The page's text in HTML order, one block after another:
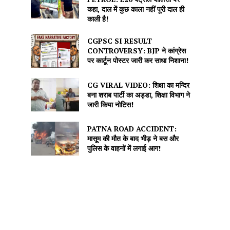
कहा, दाल में कुछ काला नहीं पूरी दाल ही
काली है!
CGPSC SI RESULT
CONTROVERSY: BJP ने कांग्रेस
पर कार्टून पोस्टर जारी कर साधा निशाना!
CG VIRAL VIDEO: शिक्षा का मन्दिर
बना शराब पार्टी का अड्डा, शिक्षा विभाग ने
जारी किया नोटिस!
PATNA ROAD ACCIDENT:
मासूम की मौत के बाद भीड़ ने बस और
पुलिस के वाहनों में लगाई आग!